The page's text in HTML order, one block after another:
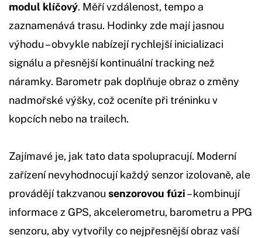
modul klíčový. Měří vzdálenost, tempo a
zaznamenává trasu. Hodinky zde mají jasnou
výhodu – obvykle nabízejí rychlejší inicializaci
signálu a přesnější kontinuální tracking než
náramky. Barometr pak doplňuje obraz o změny
nadmořské výšky, což oceníte při tréninku v
kopcích nebo na trailech.
Zajímavé je, jak tato data spolupracují. Moderní
zařízení nevyhodnocují každý senzor izolovaně, ale
provádějí takzvanou senzorovou fúzi– kombinují
informace z GPS, akcelerometru, barometru a PPG
senzoru, aby vytvořily co nejpřesnější obraz vaší